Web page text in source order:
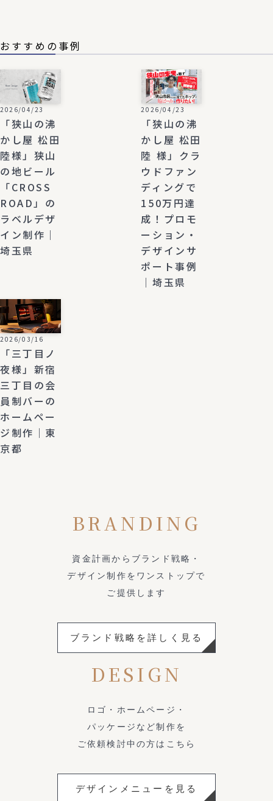
おすすめの事例
2026/04/23
「狭山の沸
かし屋 松田
陸様」狭山
の地ビール
「CROSS
ROAD」の
ラベルデザ
イン制作｜
埼玉県
2026/04/23
「狭山の沸
かし屋 松田
陸 様」クラ
ウドファン
ディングで
150万円達
成！プロモ
ーション・
デザインサ
ポート事例
｜埼玉県
2026/03/16
「三丁目ノ
夜様」新宿
三丁目の会
員制バーの
ホームペー
ジ制作｜東
京都
BRANDING
資金計画からブランド戦略・
デザイン制作をワンストップで
ご提供します
ブランド戦略を詳しく見る
DESIGN
ロゴ・ホームページ・
パッケージなど制作を
ご依頼検討中の方はこちら
デザインメニューを見る